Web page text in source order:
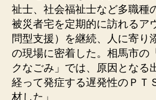
祉士、社会福祉士など多職種
被災者宅を定期的に訪れるア
問型支援）を継続、人に寄り
の現場に密着した。相馬市の
クなごみ」では、原因となる
経って発症する遅発性のＰＴ
材した」